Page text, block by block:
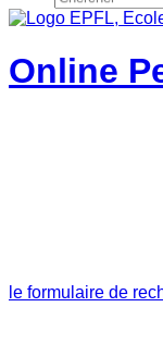
Online
le formulaire de